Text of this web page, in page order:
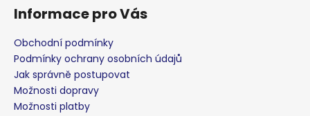
c
í
Informace pro Vás
Obchodní podmínky
Podmínky ochrany osobních údajů
Jak správně postupovat
Možnosti dopravy
Možnosti platby